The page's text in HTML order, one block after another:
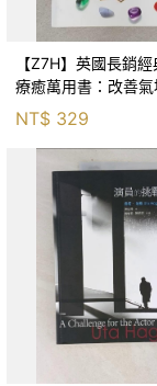
【Z7H】英國長銷
療癒萬用書：改善氣
痛x穩定身心x增加財
緣，250種水晶礦石
的生活對策_菲利
NT$ 329